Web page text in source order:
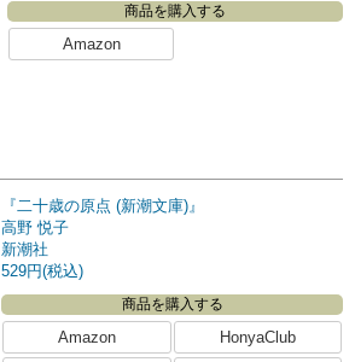
商品を購入する
Amazon
『二十歳の原点 (新潮文庫)』
高野 悦子
新潮社
529円(税込)
商品を購入する
Amazon
HonyaClub